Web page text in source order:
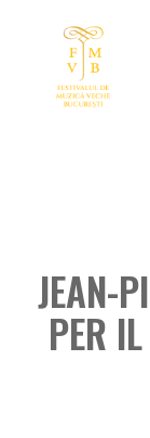
JEAN-
PER